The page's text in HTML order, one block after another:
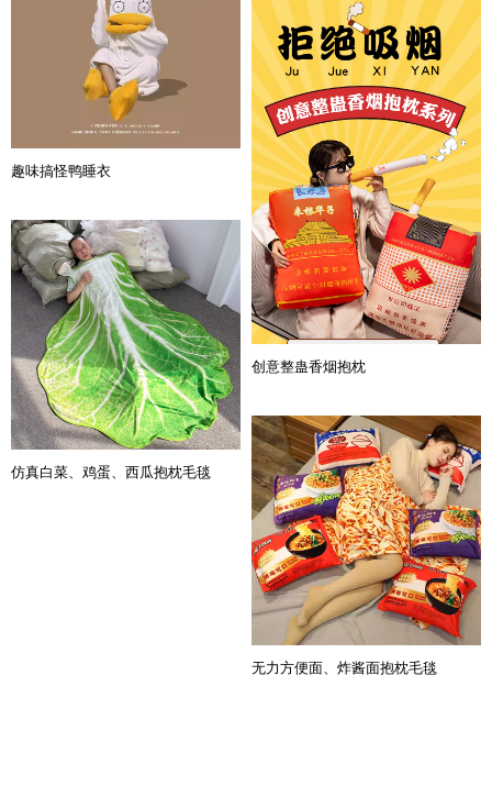
趣味搞怪鸭睡衣
创意整蛊香烟抱枕
仿真白菜、鸡蛋、西瓜抱枕毛毯
无力方便面、炸酱面抱枕毛毯